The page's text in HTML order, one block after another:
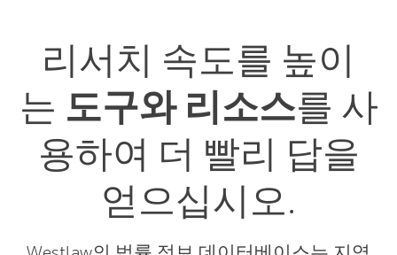
리서치 속도를 높이
는 도구와 리소스를 사
용하여 더 빨리 답을
얻으십시오.